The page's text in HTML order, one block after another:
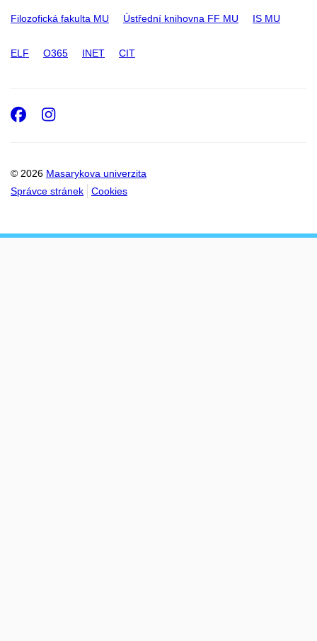
Filozofická fakulta MU Ústřední knihovna FF MU IS MU
ELF O365 INET CIT
© 2026 Masarykova univerzita
Správce stránek
Cookies
Facebook
Instagram